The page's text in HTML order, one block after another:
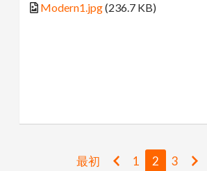
Modern1.jpg(236.7 KB)
最初 1 2 3